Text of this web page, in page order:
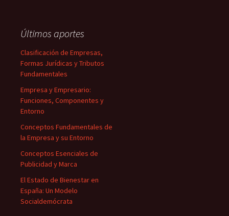
Últimos aportes
Clasificación de Empresas,
Formas Jurídicas y Tributos
Fundamentales
Empresa y Empresario:
Funciones, Componentes y
Entorno
Conceptos Fundamentales de
la Empresa y su Entorno
Conceptos Esenciales de
Publicidad y Marca
El Estado de Bienestar en
España: Un Modelo
Socialdemócrata